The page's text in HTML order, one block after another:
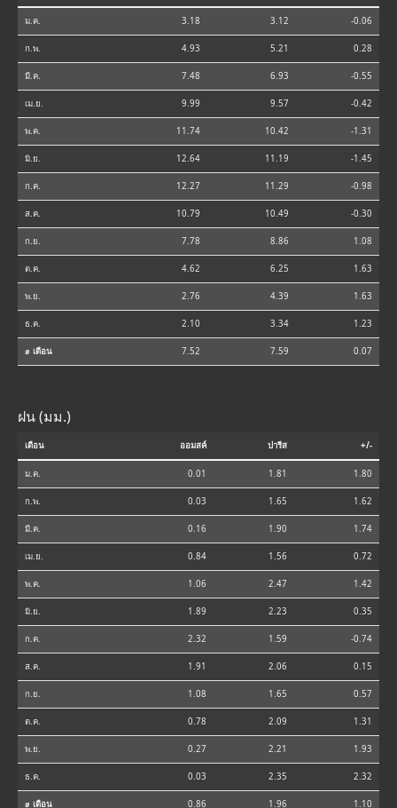
ม.ค. 3.18 3.12 -0.06
ก.พ. 4.93 5.21 0.28
มี.ค. 7.48 6.93 -0.55
เม.ย. 9.99 9.57 -0.42
พ.ค. 11.74 10.42 -1.31
มิ.ย. 12.64 11.19 -1.45
ก.ค. 12.27 11.29 -0.98
ส.ค. 10.79 10.49 -0.30
ก.ย. 7.78 8.86 1.08
ต.ค. 4.62 6.25 1.63
พ.ย. 2.76 4.39 1.63
ธ.ค. 2.10 3.34 1.23
⌀ เดือน 7.52 7.59 0.07
ฝน (มม.)
เดือน ออมสค์ ปารีส +/-
ม.ค. 0.01 1.81 1.80
ก.พ. 0.03 1.65 1.62
มี.ค. 0.16 1.90 1.74
เม.ย. 0.84 1.56 0.72
พ.ค. 1.06 2.47 1.42
มิ.ย. 1.89 2.23 0.35
ก.ค. 2.32 1.59 -0.74
ส.ค. 1.91 2.06 0.15
ก.ย. 1.08 1.65 0.57
ต.ค. 0.78 2.09 1.31
พ.ย. 0.27 2.21 1.93
ธ.ค. 0.03 2.35 2.32
⌀ เดือน 0.86 1.96 1.10